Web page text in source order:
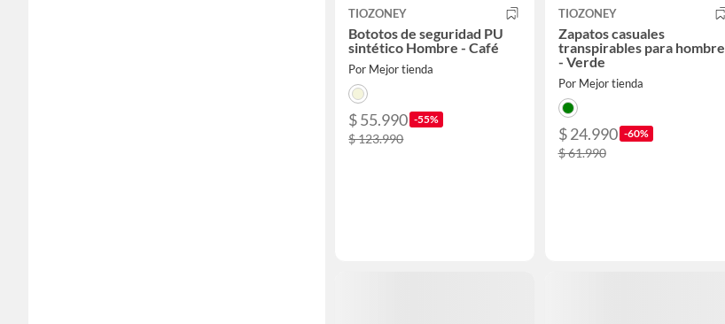
TIOZONEY
Bototos de seguridad PU
sintético Hombre - Café
Por Mejor tienda
$ 55.990 -55%
$ 123.990
TIOZONEY
Zapatos casuales
transpirables para hombre
- Verde
Por Mejor tienda
$ 24.990 -60%
$ 61.990